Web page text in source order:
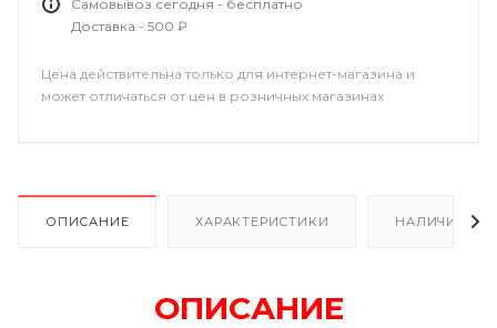
Самовывоз сегодня - бесплатно
Доставка - 500 ₽
Цена действительна только для интернет-магазина и
может отличаться от цен в розничных магазинах
ОПИСАНИЕ ХАРАКТЕРИСТИКИ НАЛИЧИЕ В
ОПИСАНИЕ